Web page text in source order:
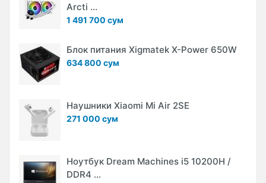
Arcti ...
1 491 700 сум
Блок питания Xigmatek X-Power 650W
634 800 сум
Наушники Xiaomi Mi Air 2SE
271 000 сум
Ноутбук Dream Machines i5 10200H /
DDR4 ...